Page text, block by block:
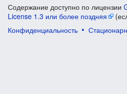
Содержание доступно по лицензии
License 1.3 или более поздняя
Конфиденциальность